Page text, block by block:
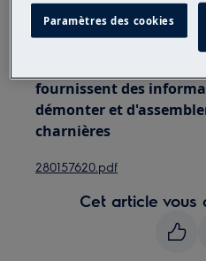
non professionnelle peut
la sécurité si elle n'est pas
fournissent des
démonter et
charnières
280157620.pdf
Cet article vous
Paramètres des cookies